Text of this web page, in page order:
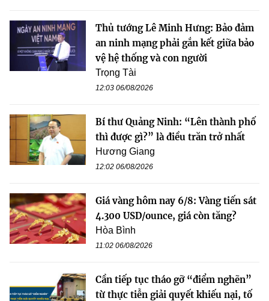
Thủ tướng Lê Minh Hưng: Bảo đảm
an ninh mạng phải gắn kết giữa bảo
vệ hệ thống và con người
Trọng Tài
12:03 06/08/2026
Bí thư Quảng Ninh: “Lên thành phố
thì được gì?” là điều trăn trở nhất
Hương Giang
12:02 06/08/2026
Giá vàng hôm nay 6/8: Vàng tiến sát
4.300 USD/ounce, giá còn tăng?
Hòa Bình
11:02 06/08/2026
Cần tiếp tục tháo gỡ “điểm nghẽn”
từ thực tiễn giải quyết khiếu nại, tố